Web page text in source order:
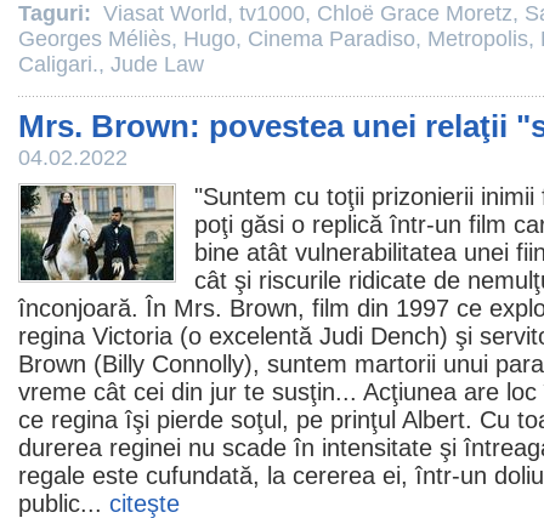
Taguri: Viasat World, tv1000, Chloë Grace Moretz,
Georges Méliès, Hugo, Cinema Paradiso, Metropolis,
Caligari., Jude Law
Mrs. Brown: povestea unei relaţii
04.02.2022
"Suntem cu toţii prizonierii
poţi găsi o replică într-un film
bine atât vulnerabilitatea unei
cât şi riscurile ridicate de
înconjoară. În Mrs. Brown, film din 1997 ce
regina Victoria (o excelentă Judi Dench) şi
Brown (Billy Connolly), suntem martorii unui
vreme cât cei din jur te susţin... Acţiunea are
ce regina îşi pierde soţul, pe prinţul Albert. Cu
durerea reginei nu scade în intensitate şi
regale este cufundată, la cererea ei, într-un
public... citeşte